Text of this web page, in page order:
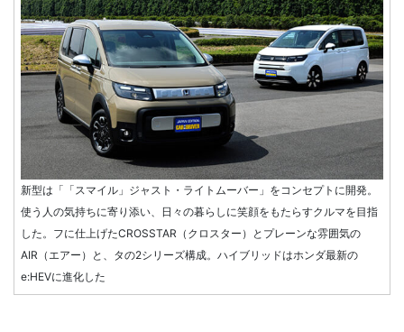
新型は「「スマイル」ジャスト・ライトムーバー」をコンセプトに開発。
使う人の気持ちに寄り添い、日々の暮らしに笑顔をもたらすクルマを目指
した。フに仕上げたCROSSTAR（クロスター）とプレーンな雰囲気の
AIR（エアー）と、タの2シリーズ構成。ハイブリッドはホンダ最新の
e:HEVに進化した